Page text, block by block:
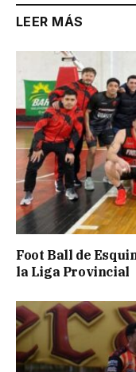
LEER MÁS
Foot Ball de
la Liga Provincial